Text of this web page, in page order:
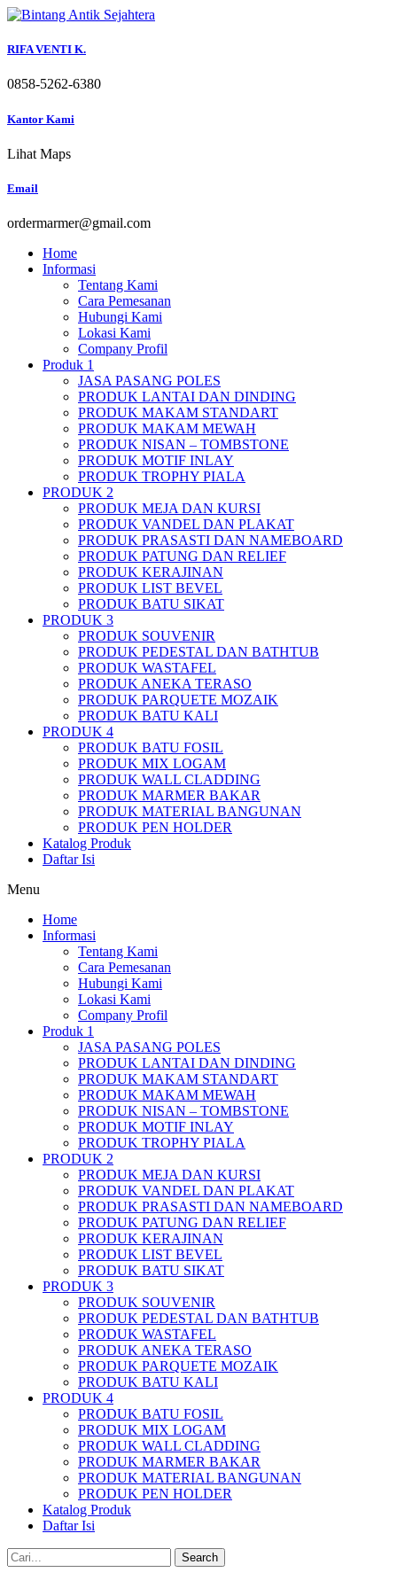
Skip
content
RIFA VENTI K.
0858-5262-6380
Kantor Kami
Lihat Maps
Email
ordermarmer@gmail.com
Home
Informasi
Tentang Kami
Cara Pemesanan
Hubungi Kami
Lokasi Kami
Company Profil
Produk 1
JASA PASANG POLES
PRODUK LANTAI DAN DINDING
PRODUK MAKAM STANDART
PRODUK MAKAM MEWAH
PRODUK NISAN – TOMBSTONE
PRODUK MOTIF INLAY
PRODUK TROPHY PIALA
PRODUK 2
PRODUK MEJA DAN KURSI
PRODUK VANDEL DAN PLAKAT
PRODUK PRASASTI DAN NAMEBOARD
PRODUK PATUNG DAN RELIEF
PRODUK KERAJINAN
PRODUK LIST BEVEL
PRODUK BATU SIKAT
PRODUK 3
PRODUK SOUVENIR
PRODUK PEDESTAL DAN BATHTUB
PRODUK WASTAFEL
PRODUK ANEKA TERASO
PRODUK PARQUETE MOZAIK
PRODUK BATU KALI
PRODUK 4
PRODUK BATU FOSIL
PRODUK MIX LOGAM
PRODUK WALL CLADDING
PRODUK MARMER BAKAR
PRODUK MATERIAL BANGUNAN
PRODUK PEN HOLDER
Katalog Produk
Daftar Isi
Menu
Home
Informasi
Tentang Kami
Cara Pemesanan
Hubungi Kami
Lokasi Kami
Company Profil
Produk 1
JASA PASANG POLES
PRODUK LANTAI DAN DINDING
PRODUK MAKAM STANDART
PRODUK MAKAM MEWAH
PRODUK NISAN – TOMBSTONE
PRODUK MOTIF INLAY
PRODUK TROPHY PIALA
PRODUK 2
PRODUK MEJA DAN KURSI
PRODUK VANDEL DAN PLAKAT
PRODUK PRASASTI DAN NAMEBOARD
PRODUK PATUNG DAN RELIEF
PRODUK KERAJINAN
PRODUK LIST BEVEL
PRODUK BATU SIKAT
PRODUK 3
PRODUK SOUVENIR
PRODUK PEDESTAL DAN BATHTUB
PRODUK WASTAFEL
PRODUK ANEKA TERASO
PRODUK PARQUETE MOZAIK
PRODUK BATU KALI
PRODUK 4
PRODUK BATU FOSIL
PRODUK MIX LOGAM
PRODUK WALL CLADDING
PRODUK MARMER BAKAR
PRODUK MATERIAL BANGUNAN
PRODUK PEN HOLDER
Katalog Produk
Daftar Isi
Search